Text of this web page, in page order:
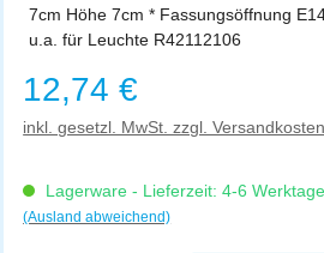
7cm Höhe 7cm * Fassungsöffnung
u.a. für Leuchte R42112106
Regulärer Preis:
12,74 €
inkl. gesetzl. MwSt. zzgl. Versandkosten
Lagerware - Lieferzeit: 4-6 Werktage
(Ausland abweichend)